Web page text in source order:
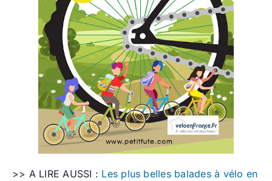
>> A LIRE AUSSI : Les plus belles balades à vélo en